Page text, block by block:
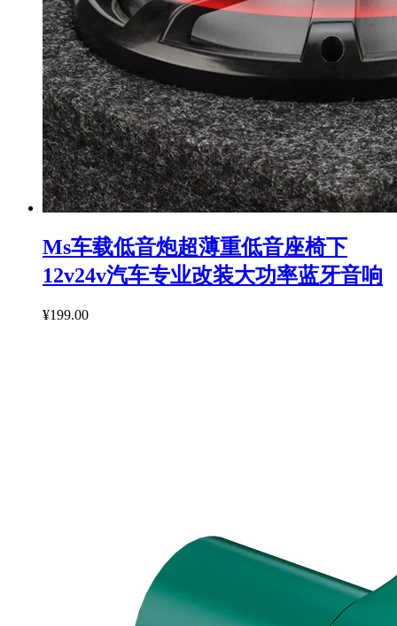
Ms车载低音炮超薄重低音座椅下
12v24v汽车专业改装大功率蓝牙音响
¥199.00